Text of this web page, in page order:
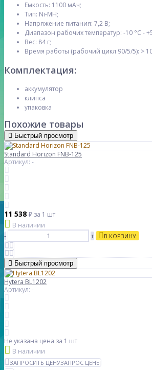
Емкость: 1100 мАч;
Тип: Ni-MH;
Напряжение питания: 7,2 В;
Диапазон рабочих температур: -10 °С -
Вес: 84 г;
Время работы (рабочий цикл 90/5/5): >
Комплектация:
аккумулятор
клипса
упаковка
Похожие товары
Быстрый просмотр
Standard Horizon FNB-125
Артикул: -
11 538 ₽ за 1 шт
В наличии
-
+ В КОРЗИНУ
Быстрый просмотр
Hytera BL1202
Артикул: -
Не указана цена за 1 шт
В наличии
ЗАПРОСИТЬ ЦЕНУЗАПРОС ЦЕНЫ